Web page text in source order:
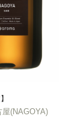
(NAGOYA)